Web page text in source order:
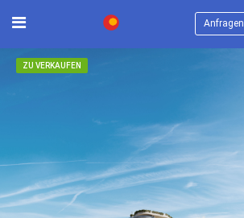
Anfragen
ZU VERKAUFEN